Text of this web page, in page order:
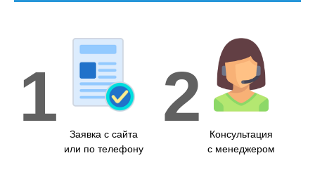
1
Заявка с сайта
или по телефону
2
Консультация
с менеджером